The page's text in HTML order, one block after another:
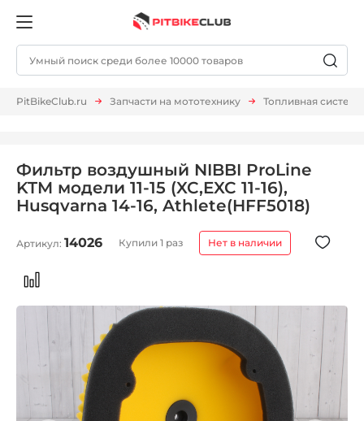
PitBikeClub.ru Запчасти на мототехнику Топливная система
Фильтр воздушный NIBBI ProLine
KTM модели 11-15 (XC,EXC 11-16),
Husqvarna 14-16, Athlete(HFF5018)
Артикул: 14026 Купили 1 раз Нет в наличии